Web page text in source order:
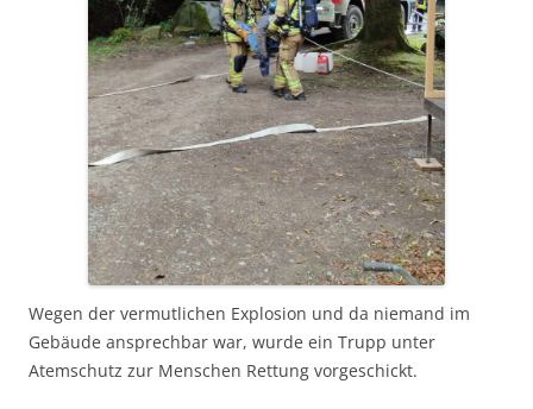
Wegen der vermutlichen Explosion und da niemand im
Gebäude ansprechbar war, wurde ein Trupp unter
Atemschutz zur Menschen Rettung vorgeschickt.